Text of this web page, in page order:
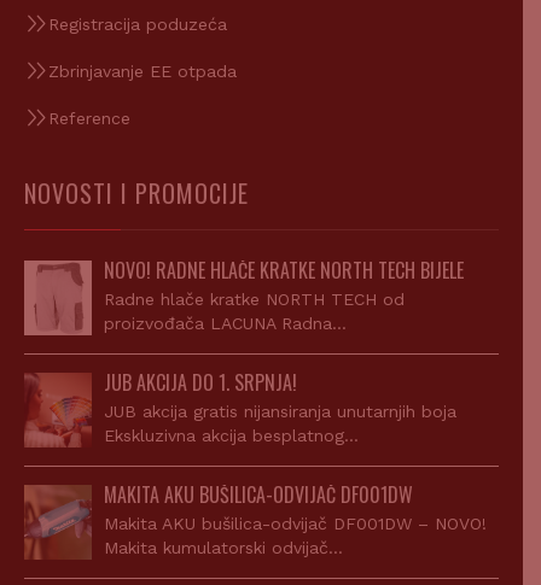
Registracija poduzeća
Zbrinjavanje EE otpada
Reference
NOVOSTI I PROMOCIJE
NOVO! RADNE HLAČE KRATKE NORTH TECH BIJELE
Radne hlače kratke NORTH TECH od
proizvođača LACUNA Radna…
JUB AKCIJA DO 1. SRPNJA!
JUB akcija gratis nijansiranja unutarnjih boja
Ekskluzivna akcija besplatnog…
MAKITA AKU BUŠILICA-ODVIJAČ DF001DW
Makita AKU bušilica-odvijač DF001DW – NOVO!
Makita kumulatorski odvijač…